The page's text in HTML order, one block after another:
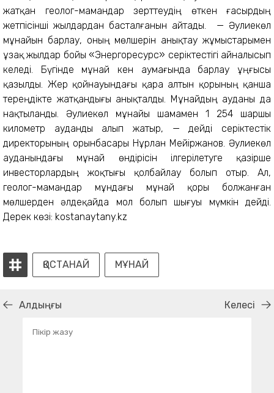
жатқан геолог-мамандар зерттеудің өткен ғасырдың
жетпісінші жылдардан басталғанын айтады. — Әулиекөл
мұнайын барлау, оның мөлшерін анықтау жұмыстарымен
ұзақ жылдар бойы «Энергоресурс» серіктестігі айналысып
келеді. Бүгінде мұнай кен аумағында барлау ұңғысы
қазылды. Жер қойнауындағы қара алтын қорының қанша
тереңдікте жатқандығы анықталды. Мұнайдың ауданы да
нақтыланды. Әулиекөл мұнайы шамамен 1 254 шаршы
километр ауданды алып жатыр, — дейді серіктестік
директорының орынбасары Нұрлан Мейіржанов. Әулиекөл
ауданындағы мұнай өндірісін ілгерілетуге қазірше
инвесторлардың жоқтығы қолбайлау болып отыр. Ал,
геолог-мамандар мұндағы мұнай қоры болжанған
мөлшерден әлдеқайда мол болып шығуы мүмкін дейді.
Дерек көзі: kostanaytany.kz
ҚОСТАНАЙ МҰНАЙ
Алдыңғы Келесі